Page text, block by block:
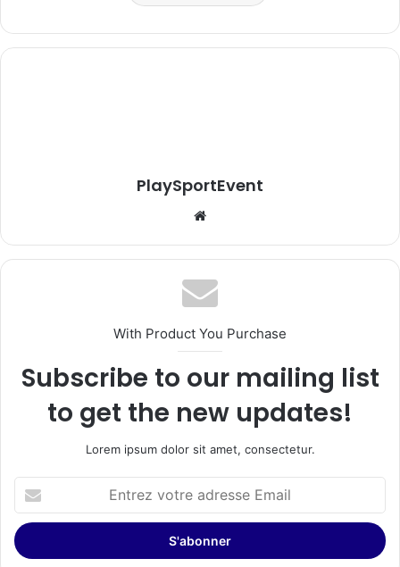
PlaySportEvent
With Product You Purchase
Subscribe to our mailing list
to get the new updates!
Lorem ipsum dolor sit amet, consectetur.
votre
adresse
Email